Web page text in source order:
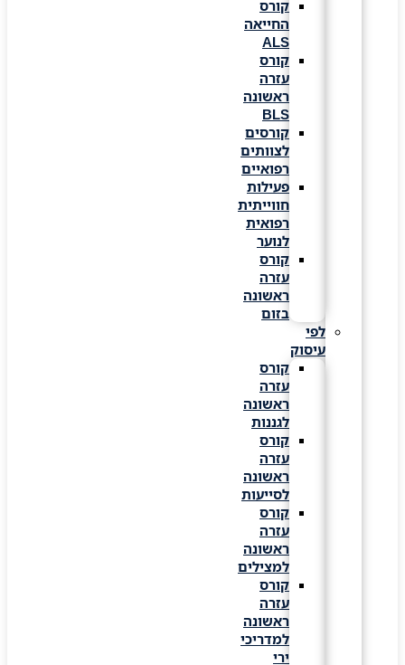
קורס
החייאה
קורס
עזרה
ראשונה
קורסים
לצוותים
רפואיים
פעילות
חווייתית
רפואית
לנוער
קורס
עזרה
ראשונה
לפי
עיסוק
קורס
עזרה
ראשונה
לגננות
קורס
עזרה
ראשונה
לסייעות
קורס
עזרה
ראשונה
למצילים
קורס
עזרה
ראשונה
למדריכי